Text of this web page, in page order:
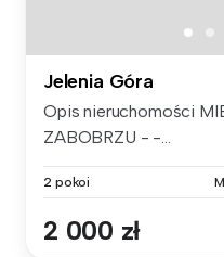
Jelenia Góra
Opis nieruchomości
ZABOBRZU - -...
2 pokoi
2 000 zł